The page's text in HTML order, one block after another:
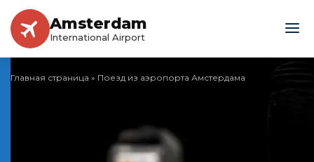
Amsterdam
International Airport
Главная страница » Поезд из аэропорта Амстердама